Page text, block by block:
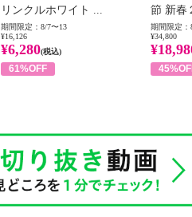
リンクルホワイト ...
期間限定：8/7〜13
¥16,126
¥6,280(税込)
61%OFF
節 新春
期間限定：
¥34,800